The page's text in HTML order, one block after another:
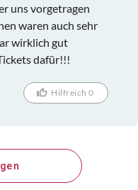
uns vorgetragen
waren auch sehr
wirklich gut
dafür!!!
Hilfreich 0